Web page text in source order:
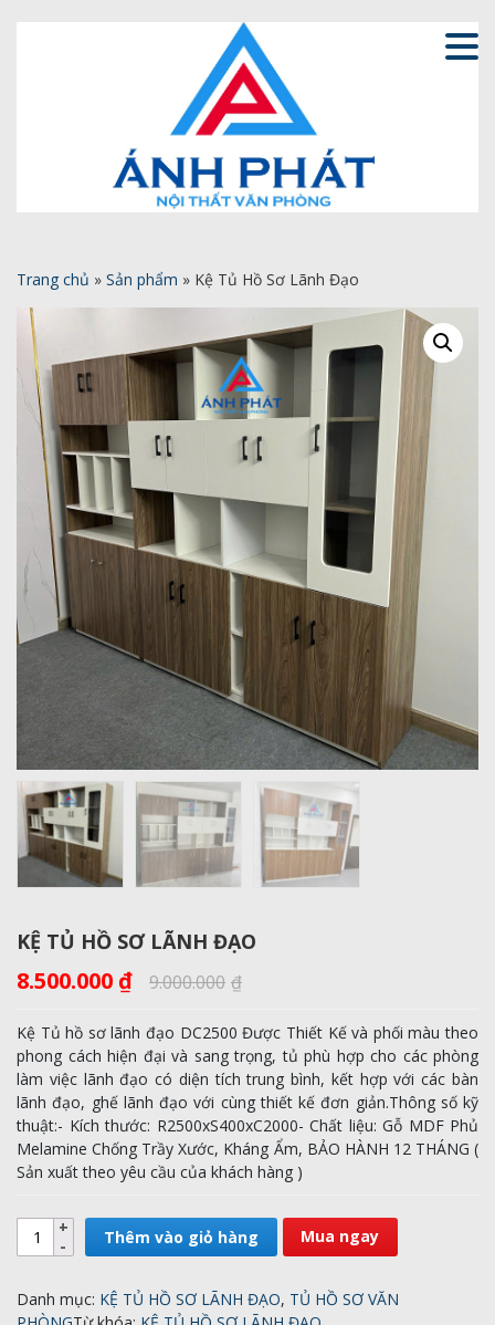
Trang chủ » Sản phẩm » Kệ Tủ Hồ Sơ Lãnh Đạo
KỆ TỦ HỒ SƠ LÃNH ĐẠO
8.500.000 ₫ 9.000.000 ₫
Kệ Tủ hồ sơ lãnh đạo DC2500 Được Thiết Kế và phối màu theo
phong cách hiện đại và sang trọng, tủ phù hợp cho các phòng
làm việc lãnh đạo có diện tích trung bình, kết hợp với các bàn
lãnh đạo, ghế lãnh đạo với cùng thiết kế đơn giản.Thông số kỹ
thuật:- Kích thước: R2500xS400xC2000- Chất liệu: Gỗ MDF Phủ
Melamine Chống Trầy Xước, Kháng Ẩm, BẢO HÀNH 12 THÁNG (
Sản xuất theo yêu cầu của khách hàng )
Thêm vào giỏ hàng Mua ngay
Danh mục: KỆ TỦ HỒ SƠ LÃNH ĐẠO, TỦ HỒ SƠ VĂN